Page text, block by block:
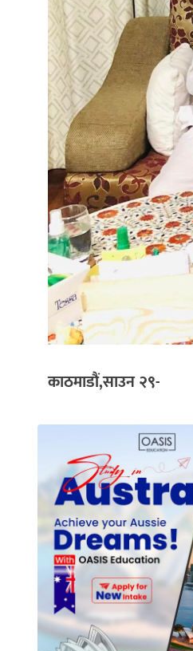
काठमाडौं,साउन २९-